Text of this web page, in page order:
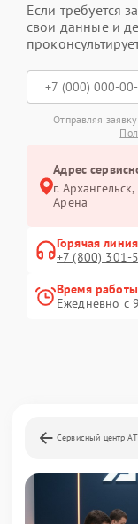
Если требуется
свои данные и
Отправляя
Адрес
г.
Арена
Горячая линия
+7 (800) 301-
Время работы
Ежедневно с
Сервисный центр